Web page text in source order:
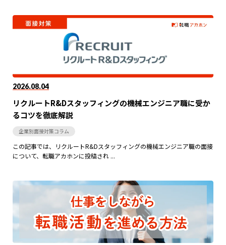
2026.08.04
リクルートR&Dスタッフィングの機械エンジニア職に受か
るコツを徹底解説
企業別面接対策コラム
この記事では、リクルートR&Dスタッフィングの機械エンジニア職の面接
について、転職アカホンに投稿され ...